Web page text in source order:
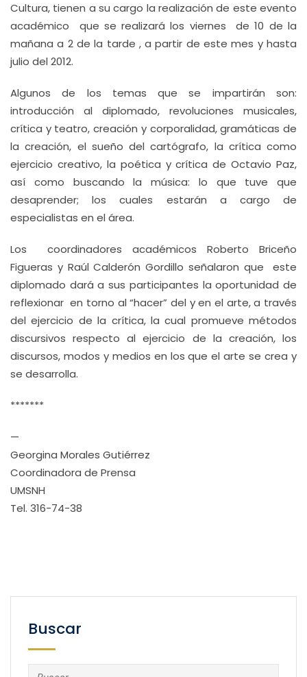
Cultura, tienen a su cargo la realización de este evento
académico que se realizará los viernes de 10 de la
mañana a 2 de la tarde , a partir de este mes y hasta
julio del 2012.
Algunos de los temas que se impartirán son:
introducción al diplomado, revoluciones musicales,
crítica y teatro, creación y corporalidad, gramáticas de
la creación, el sueño del cartógrafo, la crítica como
ejercicio creativo, la poética y crítica de Octavio Paz,
así como buscando la música: lo que tuve que
desaprender; los cuales estarán a cargo de
especialistas en el área.
Los coordinadores académicos Roberto Briceño
Figueras y Raúl Calderón Gordillo señalaron que este
diplomado dará a sus participantes la oportunidad de
reflexionar en torno al “hacer” del y en el arte, a través
del ejercicio de la crítica, la cual promueve métodos
discursivos respecto al ejercicio de la creación, los
discursos, modos y medios en los que el arte se crea y
se desarrolla.
*******
—
Georgina Morales Gutiérrez
Coordinadora de Prensa
UMSNH
Tel. 316-74-38
Buscar
Buscar: